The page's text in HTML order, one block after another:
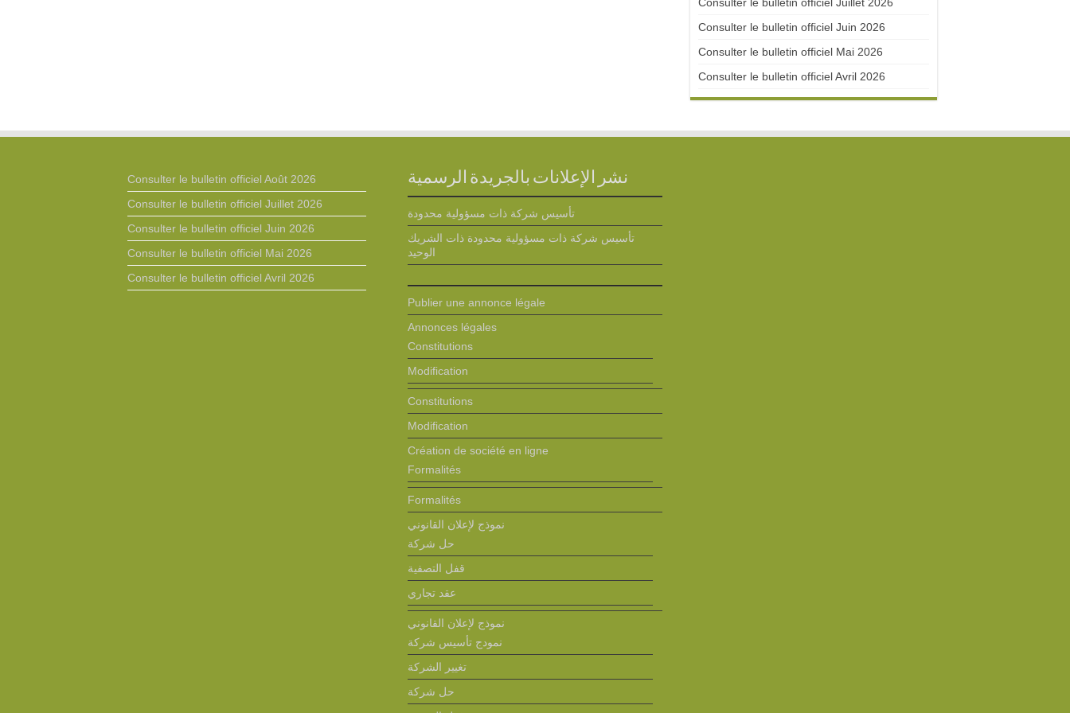
Consulter le bulletin officiel Juin 2026
Consulter le bulletin officiel Mai 2026
Consulter le bulletin officiel Avril 2026
Consulter le bulletin officiel Août 2026
Consulter le bulletin officiel Juillet 2026
Consulter le bulletin officiel Juin 2026
Consulter le bulletin officiel Mai 2026
Consulter le bulletin officiel Avril 2026
نشر الإعلانات بالجريدة الرسمية
تأسيس شركة ذات مسؤولية محدودة
تأسيس شركة ذات مسؤولية محدودة ذات الشريك
الوحيد
Publier une annonce légale
Annonces légales
Constitutions
Modification
Constitutions
Modification
Création de société en ligne
Formalités
Formalités
نموذج لإعلان القانوني
حل شركة
قفل التصفية
عقد تجاري
نموذج لإعلان القانوني
نمودج تأسيس شركة
تغيير الشركة
حل شركة